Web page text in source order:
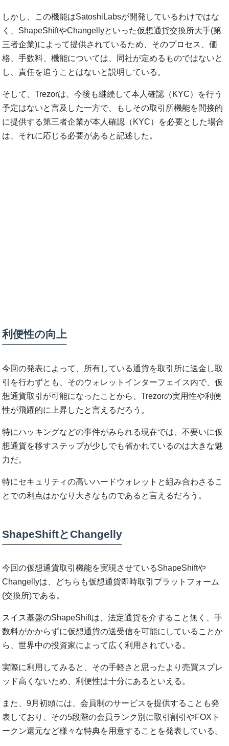
しかし、この機能はSatoshiLabsが開発しているわけではな
く、ShapeShiftやChangellyといった仮想通貨交換所大手(第
三者企業)によって提供されているため、そのプロセス、価
格、手数料、機能については、同社が定めるものではないと
し、責任を追うことはないと説明している。
そして、Trezorは、今後も継続して本人確認（KYC）を行う
予定はないと言及した一方で、もしその取引所機能を間接的
に提供する第三者企業が本人確認（KYC）を必要とした場合
は、それに応じる必要があると記述した。
利便性の向上
今回の発表によって、所有している通貨を取引所に送金し取
引を行わずとも、そのウォレットインターフェイス内で、仮
想通貨取引が可能になったことから、Trezorの実用性や利便
性が飛躍的に上昇したと言えるだろう。
特にハッキングなどの事件がみられる現在では、不要いに仮
想通貨を移すステップが少しでも省かれているのは大きな魅
力だ。
特にセキュリティの高いハードウォレットと組み合わさるこ
とでの利点はかなり大きなものであると言えるだろう。
ShapeShiftとChangelly
今回の仮想通貨取引機能を実現させているShapeShiftや
Changellyは、どちらも仮想通貨即時取引プラットフォーム
(交換所)である。
スイス基盤のShapeShiftは、法定通貨を介すること無く、手
数料がかからずに仮想通貨の送受信を可能にしていることか
ら、世界中の投資家によって広く利用されている。
実際に利用してみると、その手軽さと思ったより売買スプレ
ッド高くないため、利便性は十分にあるといえる。
また、9月初頭には、会員制のサービスを提供することも発
表しており、その5段階の会員ランク別に取引割引やFOXト
ークン還元など様々な特典を用意することを発表している。